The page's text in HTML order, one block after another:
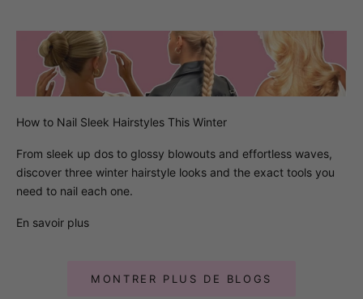
How to Nail Sleek Hairstyles This Winter
From sleek up dos to glossy blowouts and effortless waves,
discover three winter hairstyle looks and the exact tools you
need to nail each one.
En savoir plus
MONTRER PLUS DE BLOGS